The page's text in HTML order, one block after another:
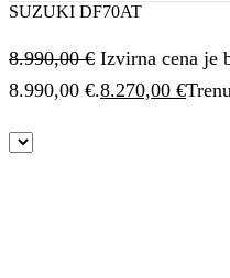
SUZUKI DF70AT
8.990,00€ Izvirna cena je
8.990,00 €.8.270,00 €